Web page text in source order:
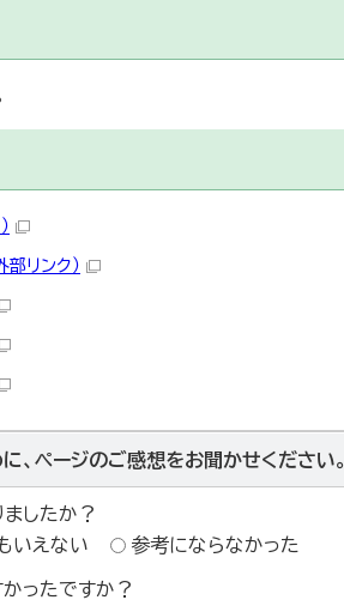
部リンク）
、ページのご感想をお聞かせください。
したか？
いえない 参考にならなかった
ったですか？